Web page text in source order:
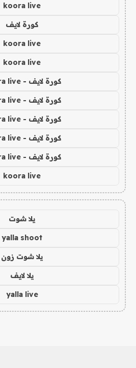
koora live
كورة لايف
koora live
koora live
كورة لايف - koora live
كورة لايف - koora live
كورة لايف - koora live
كورة لايف - koora live
كورة لايف - koora live
koora live
يلا شوت
yalla shoot
يلا شوت زون
يلا لايف
yalla live